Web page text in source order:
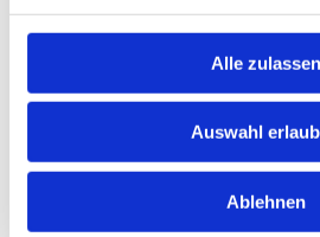
Alle zulassen
Auswahl
Ablehnen
Standort:Bad